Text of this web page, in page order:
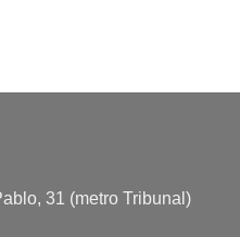
31 (metro Tribunal)